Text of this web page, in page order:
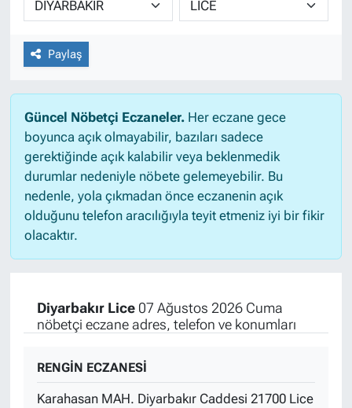
Paylaş
Güncel Nöbetçi Eczaneler.Her eczane gece
boyunca açık olmayabilir, bazıları sadece
gerektiğinde açık kalabilir veya beklenmedik
durumlar nedeniyle nöbete gelemeyebilir. Bu
nedenle, yola çıkmadan önce eczanenin açık
olduğunu telefon aracılığıyla teyit etmeniz iyi bir fikir
olacaktır.
Diyarbakır Lice07 Ağustos 2026 Cuma
nöbetçi eczane adres, telefon ve konumları
RENGİN ECZANESİ
Karahasan MAH. Diyarbakır Caddesi 21700 Lice